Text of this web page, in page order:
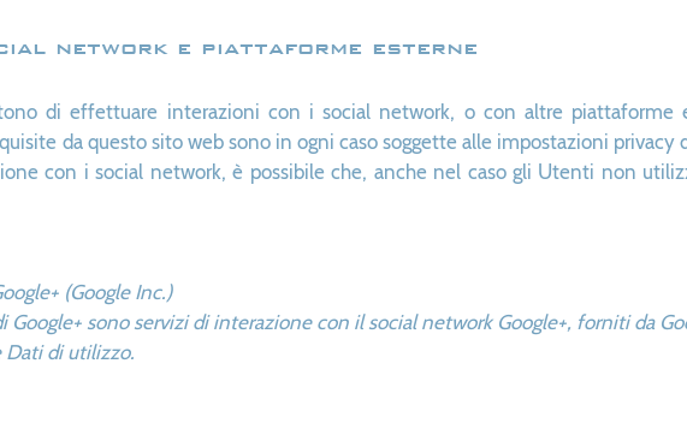
network e piattaforme esterne
di effettuare interazioni con i social network, o con altre piattaforme
da questo sito web sono in ogni caso soggette alle impostazioni privacy
con i social network, è possibile che, anche nel caso gli Utenti non
(Google Inc.)
Google+ sono servizi di interazione con il social network Google+, forniti da
Dati di utilizzo.